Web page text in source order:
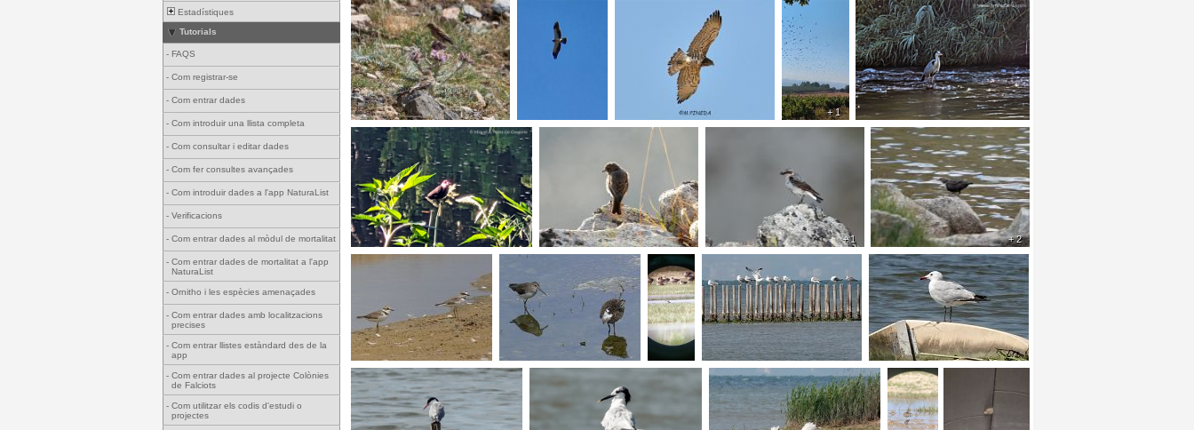
Estadístiques
Tutorials
- FAQS
- Com registrar-se
- Com entrar dades
- Com introduir una llista completa
- Com consultar i editar dades
- Com fer consultes avançades
- Com introduir dades a l'app NaturaList
- Verificacions
- Com entrar dades al mòdul de mortalitat
- Com entrar dades de mortalitat a l'app
NaturaList
- Ornitho i les espècies amenaçades
- Com entrar dades amb localitzacions
precises
- Com entrar llistes estàndard des de la
app
- Com entrar dades al projecte Colònies
de Falciots
- Com utilitzar els codis d'estudi o
projectes
+ 1
+ 1 + 2